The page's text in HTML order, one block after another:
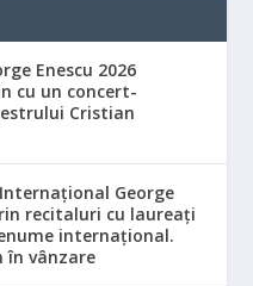
Enescu 2026
cu un concert-
Cristian
George
recitaluri cu laureați
internațional.
în vânzare